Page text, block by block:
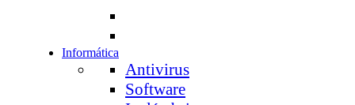
Informática
Antivirus
Software